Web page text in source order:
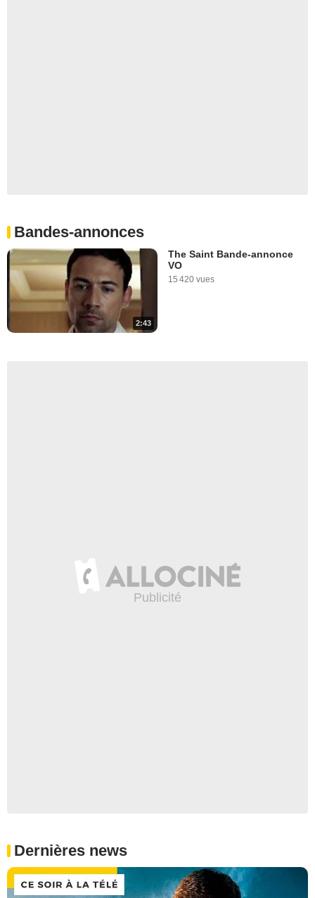
Bandes-annonces
2:43
The Saint Bande-annonce
VO
15 420 vues
Dernières news